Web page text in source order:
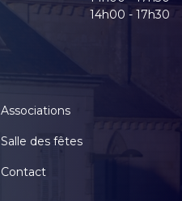
14h00 - 17h30
Associations
Salle des fêtes
Contact